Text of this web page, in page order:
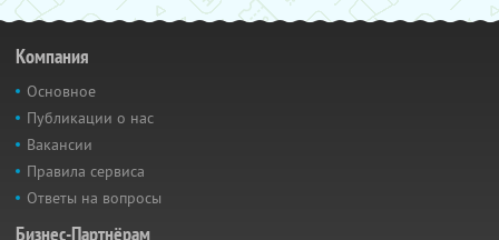
Компания
Основное
Публикации о нас
Вакансии
Правила сервиса
Ответы на вопросы
Бизнес-Партнёрам